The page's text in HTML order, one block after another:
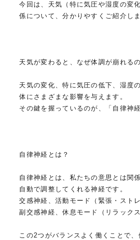
今回は、天気（特に気圧や湿度の変
係について、分かりやすくご紹介しま
天気が変わると、なぜ体調が崩れる
天気の変化、特に気圧の低下、湿度
体にさまざまな影響を与えます。
その鍵を握っているのが、「自律神経
自律神経とは？
自律神経とは、私たちの意思とは関
自動で調整してくれる神経です。
交感神経、活動モード（緊張・ストレ
副交感神経、休息モード（リラックス
この2つがバランスよく働くことで